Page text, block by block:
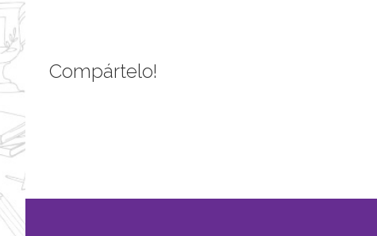
Compártelo!